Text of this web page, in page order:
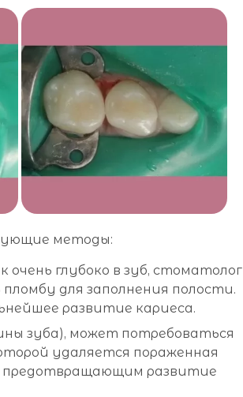
методы:
очень глубоко в зуб, стоматолог
для заполнения полости.
развитие кариеса.
зуба), может потребоваться
удаляется пораженная
предотвращающим развитие